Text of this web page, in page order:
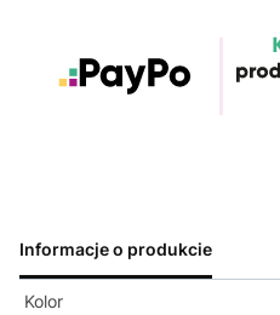
Informacje o produkcie
Kolor